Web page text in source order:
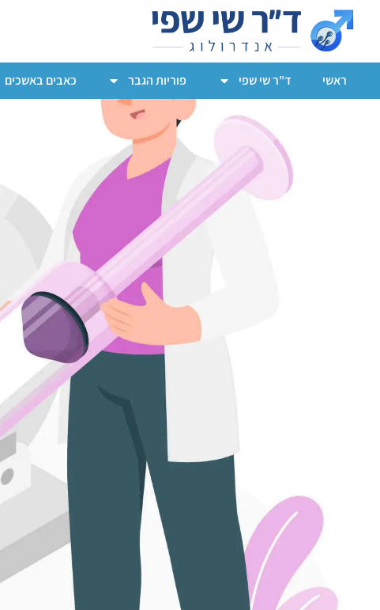
ראשי ד"ר שי שפי פוריות הגבר כאבים באשכים